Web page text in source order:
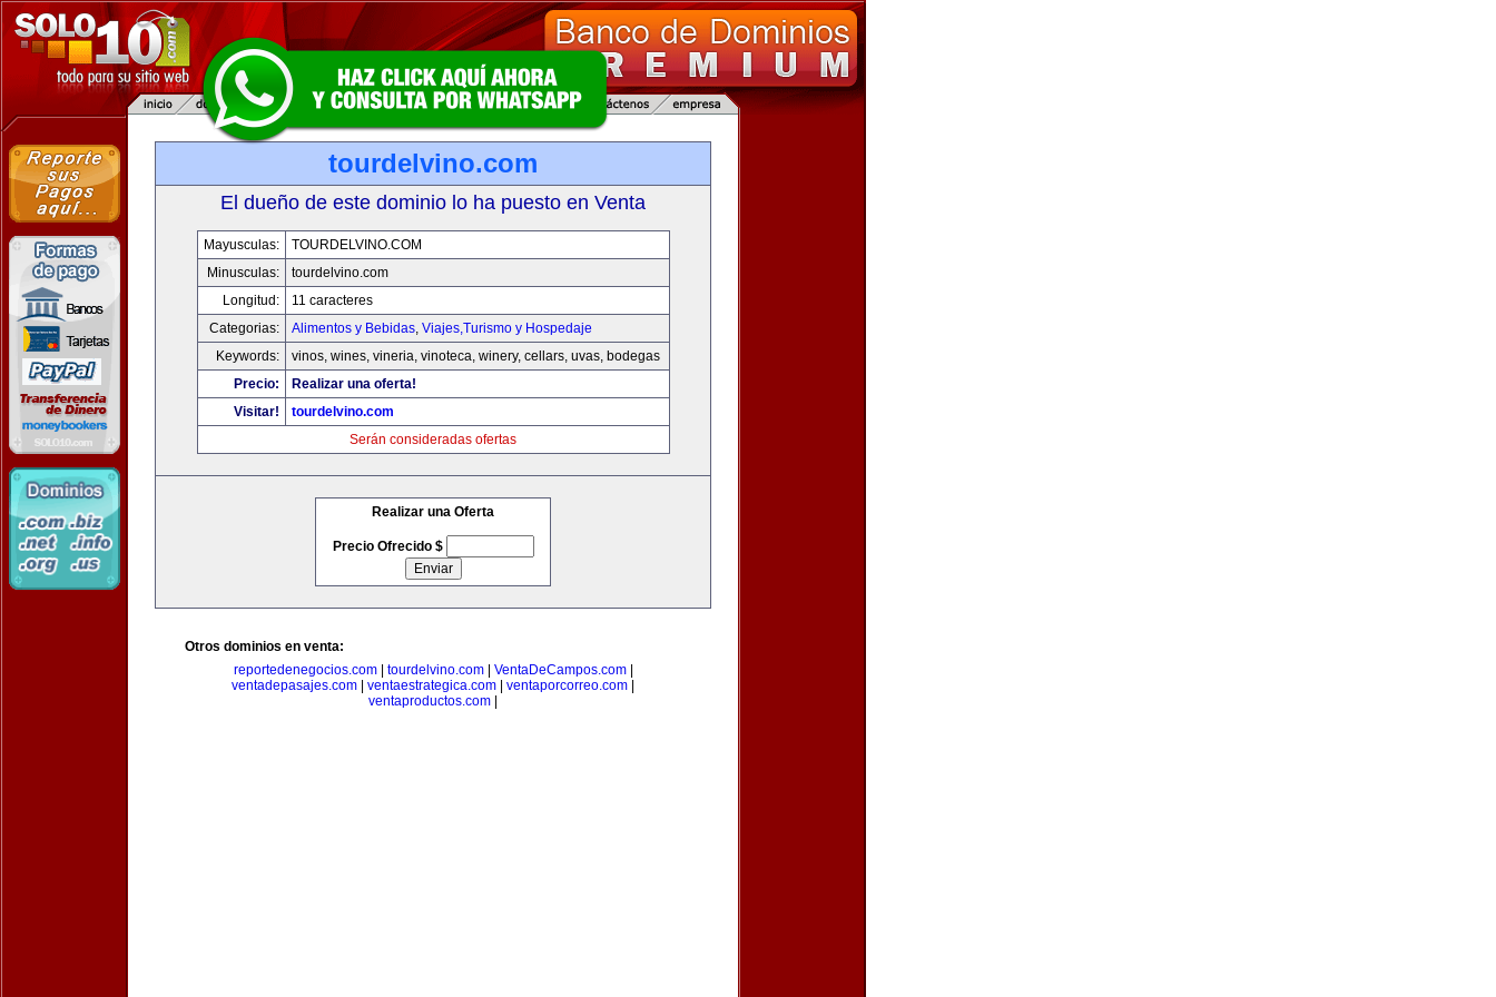
tourdelvino.com
El dueño de este dominio lo ha puesto en Venta
Mayusculas:
TOURDELVINO.COM
Minusculas:
tourdelvino.com
Longitud:
11 caracteres
Categorias:
Alimentos y Bebidas, Viajes,Turismo y Hospedaje
Keywords:
vinos, wines, vineria, vinoteca, winery, cellars, uvas, bodegas
Precio:
Realizar una oferta!
Visitar!
tourdelvino.com
Serán consideradas ofertas
Realizar una Oferta
Precio Ofrecido $
Otros dominios en venta:
reportedenegocios.com| tourdelvino.com| VentaDeCampos.com|
ventadepasajes.com
ventaestrategica.com ventaporcorreo.com
ventaproductos.com